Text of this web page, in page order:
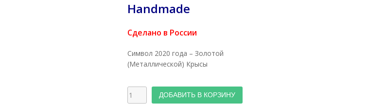
Handmade
Сделано в России
Символ 2020 года – Золотой
(Металлической) Крысы
ДОБАВИТЬ В КОРЗИНУ